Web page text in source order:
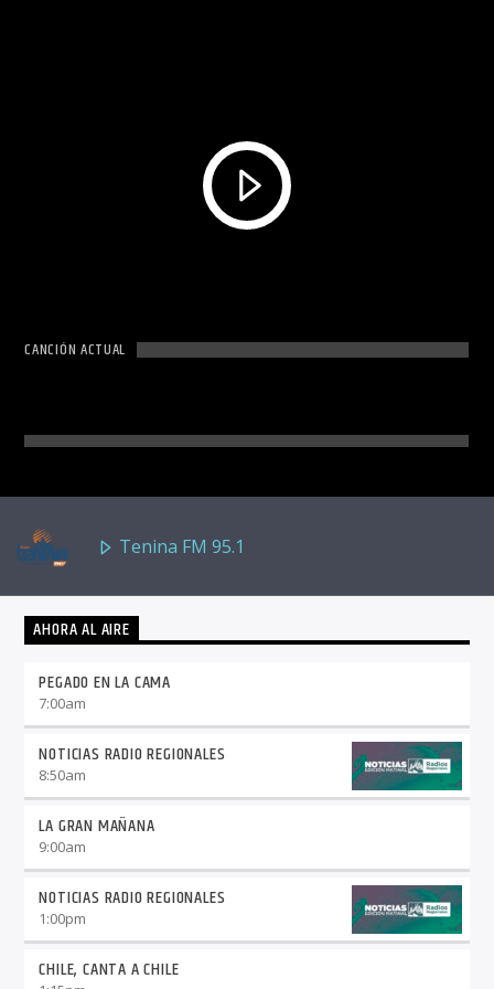
CANCIÓN ACTUAL
Tenina FM 95.1
AHORA AL AIRE
PEGADO EN LA CAMA
7:00am
NOTICIAS RADIO REGIONALES
8:50am
LA GRAN MAÑANA
9:00am
NOTICIAS RADIO REGIONALES
1:00pm
CHILE, CANTA A CHILE